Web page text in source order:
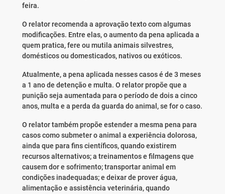
feira.
O relator recomenda a aprovação texto com algumas
modificações. Entre elas, o aumento da pena aplicada a
quem pratica, fere ou mutila animais silvestres,
domésticos ou domesticados, nativos ou exóticos.
Atualmente, a pena aplicada nesses casos é de 3 meses
a 1 ano de detenção e multa. O relator propõe que a
punição seja aumentada para o período de dois a cinco
anos, multa e a perda da guarda do animal, se for o caso.
O relator também propõe estender a mesma pena para
casos como submeter o animal a experiência dolorosa,
ainda que para fins científicos, quando existirem
recursos alternativos; a treinamentos e filmagens que
causem dor e sofrimento; transportar animal em
condições inadequadas; e deixar de prover água,
alimentação e assistência veterinária, quando